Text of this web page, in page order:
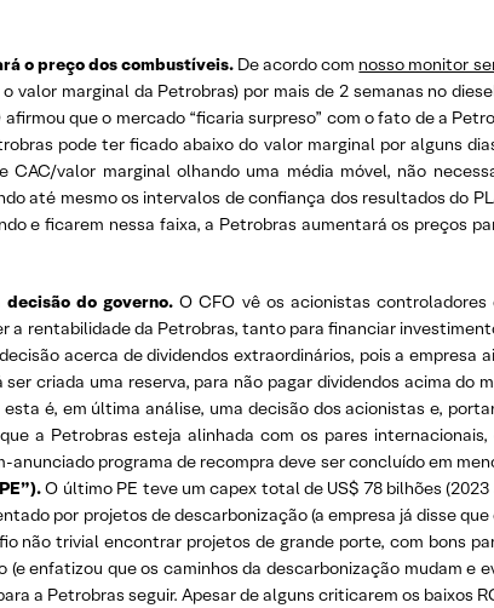
o preço dos combustíveis. De acordo com nosso monitor
valor marginal da Petrobras) por mais de 2 semanas no
que o mercado “ficaria surpreso” com o fato de a
pode ter ficado abaixo do valor marginal por alguns
valor marginal olhando uma média móvel, não
até mesmo os intervalos de confiança dos resultados do
e ficarem nessa faixa, a Petrobras aumentará os preços
do governo. O CFO vê os acionistas
a rentabilidade da Petrobras, tanto para financiar
acerca de dividendos extraordinários, pois a empresa
criada uma reserva, para não pagar dividendos acima do
é, em última análise, uma decisão dos acionistas e,
a Petrobras esteja alinhada com os pares
programa de recompra deve ser concluído em
O último PE teve um capex total de US$ 78 bilhões
por projetos de descarbonização (a empresa já disse
não trivial encontrar projetos de grande porte, com bons
enfatizou que os caminhos da descarbonização mudam e
a Petrobras seguir. Apesar de alguns criticarem os baixos